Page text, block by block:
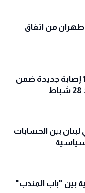
من اتفاق
الصحة" الإسرائيلية: 18 إصابة جديدة ضمن
لبنان بين الحسابات
بين "باب المندب"